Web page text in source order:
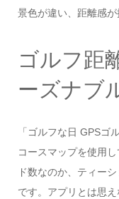
景色が違い、距離感が
ゴルフ距
ーズナブ
「ゴルフな日 GPSゴ
コースマップを使用
ド数なのか、ティー
です。アプリとは思